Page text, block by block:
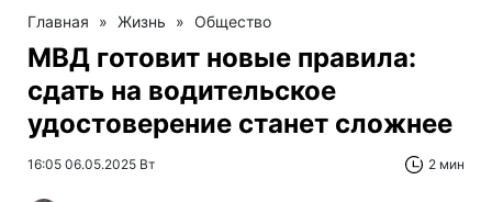
Главная » Жизнь » Общество
МВД готовит новые правила:
сдать на водительское
удостоверение станет сложнее
16:05 06.05.2025 Вт 2 мин